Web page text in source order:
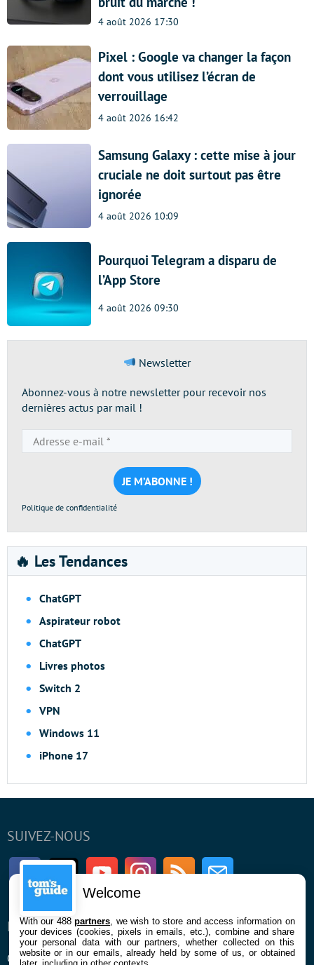
4 août 2026 17:30
Pixel : Google va changer la façon
dont vous utilisez l’écran de
verrouillage
4 août 2026 16:42
Samsung Galaxy : cette mise à jour
cruciale ne doit surtout pas être
ignorée
4 août 2026 10:09
Pourquoi Telegram a disparu de
l’App Store
4 août 2026 09:30
Newsletter
Abonnez-vous à notre newsletter pour recevoir nos
dernières actus par mail !
e-
mail
*
Politique de confidentialité
🔥 Les Tendances
ChatGPT
Aspirateur robot
ChatGPT
Livres photos
Switch 2
VPN
Windows 11
iPhone 17
SUIVEZ-NOUS
FacebookTwitter Youtube InstagramRSS Newsletter
ENTREPRISE
Qui sommes nous
À PROPOS
La rédaction
Welcome
With our 488partners , we wish to store and access information on
your devices (cookies, pixels in emails, etc.), combine and share
your personal data with our partners, whether collected on this
website or in our emails, already held by some of us, or obtained
later, including in other contexts.